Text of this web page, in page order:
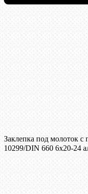
Заклепка под молоток
10299/DIN 660 6х20-24